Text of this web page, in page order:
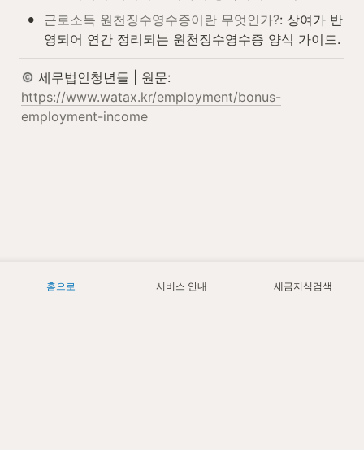
• 근로소득 원천징수영수증이란 무엇인가?: 상여가 반
영되어 연간 정리되는 원천징수영수증 양식 가이드.
https://www.watax.kr/employment/bonus-
employment-income
홈으로 서비스 안내 세금지식검색